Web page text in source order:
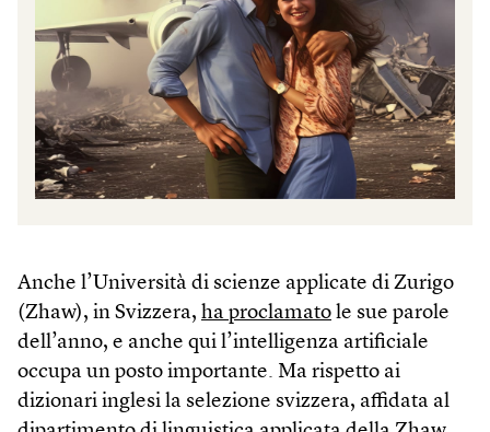
Anche l’Università di scienze applicate di Zurigo
(Zhaw), in Svizzera, ha proclamato le sue parole
dell’anno, e anche qui l’intelligenza artificiale
occupa un posto importante. Ma rispetto ai
dizionari inglesi la selezione svizzera, affidata al